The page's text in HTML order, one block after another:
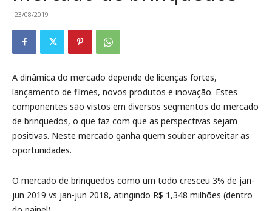
23/08/2019
A dinâmica do mercado depende de licenças fortes,
lançamento de filmes, novos produtos e inovação. Estes
componentes são vistos em diversos segmentos do mercado
de brinquedos, o que faz com que as perspectivas sejam
positivas. Neste mercado ganha quem souber aproveitar as
oportunidades.
O mercado de brinquedos como um todo cresceu 3% de jan-
jun 2019 vs jan-jun 2018, atingindo R$ 1,348 milhões (dentro